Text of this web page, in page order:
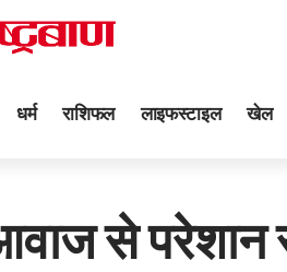
धर्म राशिफल लाइफस्टाइल खेल
से परेशान